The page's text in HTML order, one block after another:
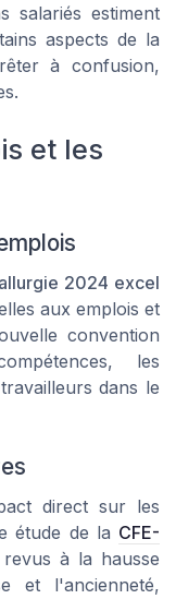
salariés estiment
aspects de la
à confusion,
et les
2024 excel
aux emplois et
convention
les
dans le
direct sur les
étude de la CFE-
à la hausse
et l'ancienneté,